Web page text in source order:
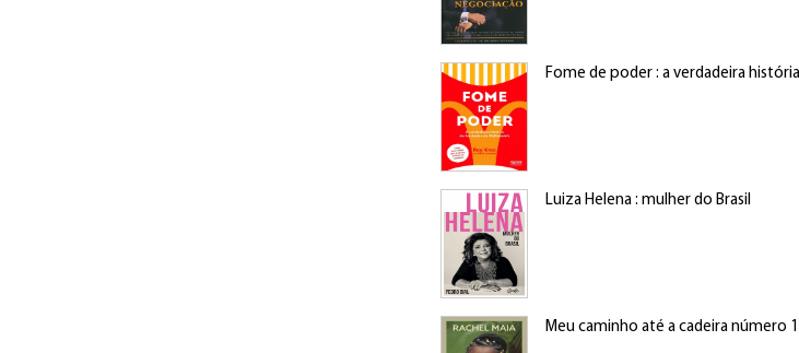
Fome de poder : a verdadeira
Luiza Helena : mulher do Brasil
Meu caminho até a cadeira número 1